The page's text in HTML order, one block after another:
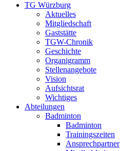
TG Würzburg
Aktuelles
Mitgliedschaft
Gaststätte
TGW-Chronik
Geschichte
Organigramm
Stellenangebote
Vision
Aufsichtsrat
Wichtiges
Abteilungen
Badminton
Badminton
Trainingszeiten
Ansprechpartner